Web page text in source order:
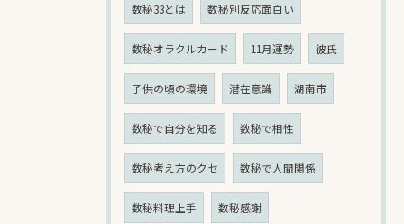
数秘33とは 数秘別反応面白い
数秘オラクルカード 11月運勢 彼氏
子供の頃の環境 潜在意識 湖南市
数秘で自分を知る 数秘で相性
数秘考え方のクセ 数秘で人間関係
数秘料理上手 数秘感謝